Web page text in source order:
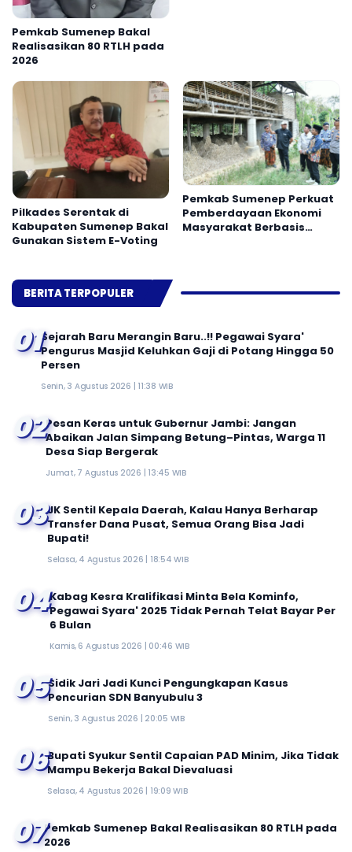
Pemkab Sumenep Bakal
Realisasikan 80 RTLH pada
2026
Pilkades Serentak di
Kabupaten Sumenep Bakal
Gunakan Sistem E-Voting
Pemkab Sumenep Perkuat
Pemberdayaan Ekonomi
Masyarakat Berbasis
BERITA TERPOPULER
01Sejarah Baru Merangin Baru..!! Pegawai Syara'
Pengurus Masjid Keluhkan Gaji di Potang Hingga 50
Persen
Senin, 3 Agustus 2026 | 11:38 WIB
02Pesan Keras untuk Gubernur Jambi: Jangan
Abaikan Jalan Simpang Betung–Pintas, Warga 11
Desa Siap Bergerak
Jumat, 7 Agustus 2026 | 13:45 WIB
03JK Sentil Kepala Daerah, Kalau Hanya Berharap
Transfer Dana Pusat, Semua Orang Bisa Jadi
Bupati!
Selasa, 4 Agustus 2026 | 18:54 WIB
04Kabag Kesra Kralifikasi Minta Bela Kominfo,
Pegawai Syara' 2025 Tidak Pernah Telat Bayar Per
6 Bulan
Kamis, 6 Agustus 2026 | 00:46 WIB
05Sidik Jari Jadi Kunci Pengungkapan Kasus
Pencurian SDN Banyubulu 3
Senin, 3 Agustus 2026 | 20:05 WIB
06Bupati Syukur Sentil Capaian PAD Minim, Jika Tidak
Mampu Bekerja Bakal Dievaluasi
Selasa, 4 Agustus 2026 | 19:09 WIB
07Pemkab Sumenep Bakal Realisasikan 80 RTLH pada
2026